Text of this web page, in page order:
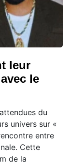
leur
le
du
univers sur «
entre
Cette
de la